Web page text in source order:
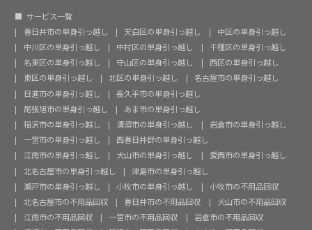
サービス一覧
春日井市の単身引っ越し
天白区の単身引っ越し
中区の単身引っ越し
中川区の単身引っ越し
中村区の単身引っ越し
千種区の単身引っ越し
名東区の単身引っ越し
守山区の単身引っ越し
西区の単身引っ越し
東区の単身引っ越し
北区の単身引っ越し
名古屋市の単身引っ越し
日進市の単身引っ越し
長久手市の単身引っ越し
尾張旭市の単身引っ越し
あま市の単身引っ越し
稲沢市の単身引っ越し
清須市の単身引っ越し
岩倉市の単身引っ越し
一宮市の単身引っ越し
西春日井群の単身引っ越し
江南市の単身引っ越し
犬山市の単身引っ越し
愛西市の単身引っ越し
北名古屋市の単身引っ越し
津島市の単身引っ越し
瀬戸市の単身引っ越し
小牧市の単身引っ越し
小牧市の不用品回収
北名古屋市の不用品回収
春日井市の不用品回収
犬山市の不用品回収
江南市の不用品回収
一宮市の不用品回収
岩倉市の不用品回収